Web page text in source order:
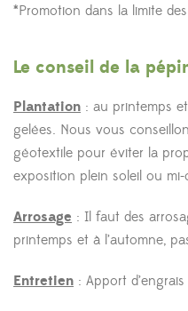
*Promotion dans la limite
Le conseil de la
Plantation : au printemps
gelées. Nous vous
géotextile pour éviter la
exposition plein soleil ou mi-
Arrosage : Il faut des
printemps et à l’automne,
Entretien : Apport